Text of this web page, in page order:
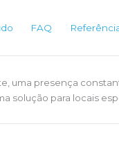
FAQ
uma presença
solução para locais